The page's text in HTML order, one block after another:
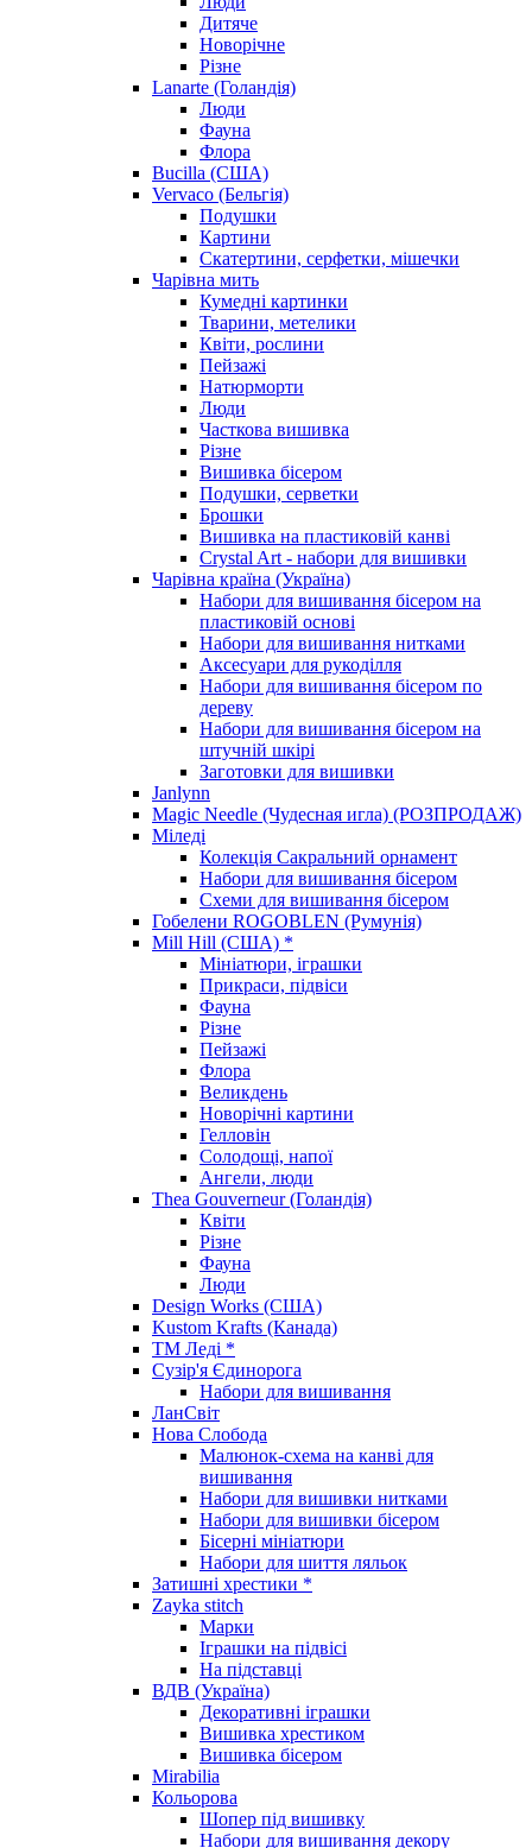
Дитяче
Новорічне
Різне
Lanarte (Голандія)
Люди
Фауна
Флора
Bucilla (США)
Vervaco (Бельгія)
Подушки
Картини
Скатертини, серфетки, мішечки
Чарiвна мить
Кумедні картинки
Тварини, метелики
Квіти, рослини
Пейзажі
Натюрморти
Люди
Часткова вишивка
Різне
Вишивка бісером
Подушки, серветки
Брошки
Вишивка на пластиковій канві
Crystal Art - набори для вишивки
Чарівна країна (Україна)
Набори для вишивання бісером на
пластиковій основі
Набори для вишивання нитками
Аксесуари для рукоділля
Набори для вишивання бісером по
дереву
Набори для вишивання бісером на
штучній шкірі
Заготовки для вишивки
Janlynn
Magic Needle (Чудесная игла) (РОЗПРОДАЖ)
Міледі
Колекція Сакральний орнамент
Набори для вишивання бісером
Схеми для вишивання бісером
Гобелени ROGOBLEN (Румунія)
Mill Hill (США) *
Мініатюри, іграшки
Прикраси, підвіси
Фауна
Різне
Пейзажі
Флора
Великдень
Новорічні картини
Гелловін
Солодощі, напої
Ангели, люди
Thea Gouverneur (Голандія)
Квіти
Різне
Фауна
Люди
Design Works (США)
Kustom Krafts (Канада)
ТМ Леді *
Сузір'я Єдинорога
Набори для вишивання
ЛанСвіт
Нова Слобода
Малюнок-схема на канві для
вишивання
Набори для вишивки нитками
Набори для вишивки бісером
Бісерні мініатюри
Набори для шиття ляльок
Затишні хрестики *
Zayka stitch
Марки
Іграшки на підвісі
На підставці
ВДВ (Україна)
Декоративні іграшки
Вишивка хрестиком
Вишивка бісером
Mirabilia
Кольорова
Шопер під вишивку
Набори для вишивання декору